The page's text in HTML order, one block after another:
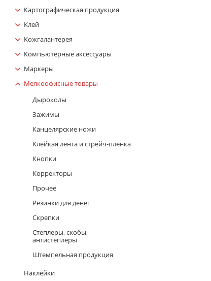
Картографическая продукция
Клей
Кожгалантерея
Компьютерные аксессуары
Маркеры
Мелкоофисные товары
Дыроколы
Зажимы
Канцелярские ножи
Клейкая лента и стрейч-пленка
Кнопки
Корректоры
Прочее
Резинки для денег
Скрепки
Степлеры, скобы,
антистеплеры
Штемпельная продукция
Наклейки